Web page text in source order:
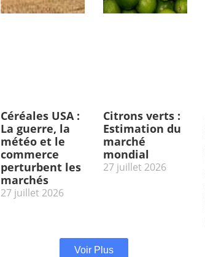
Céréales USA :
La guerre, la
météo et le
commerce
perturbent les
marchés
27 juillet 2026
Citrons verts :
Estimation du
marché
mondial
27 juillet 2026
Voir Plus